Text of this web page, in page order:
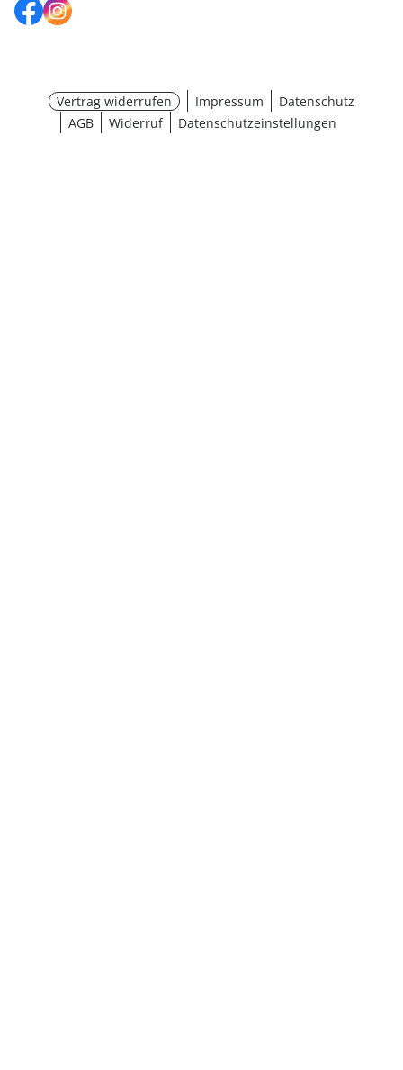
Vertrag widerrufen Impressum
Datenschutz
AGB
Widerruf Datenschutzeinstellungen